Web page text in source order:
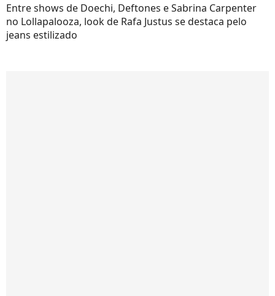
Entre shows de Doechi, Deftones e Sabrina Carpenter
no Lollapalooza, look de Rafa Justus se destaca pelo
jeans estilizado